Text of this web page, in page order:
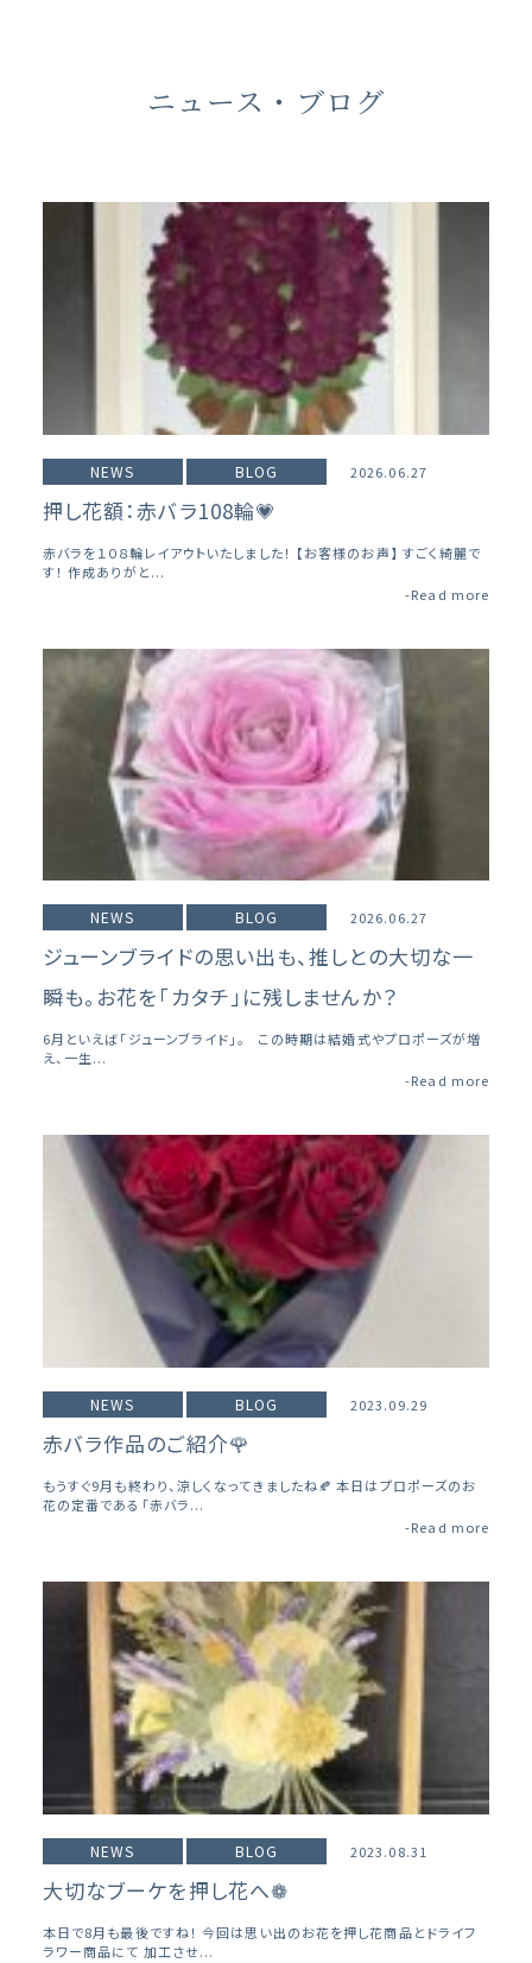
ニュース・ブログ
NEWS BLOG 2026.06.27
押し花額：赤バラ108輪💗
赤バラを１０８輪レイアウトいたしました！ 【お客様のお声】 すごく綺麗で
す！ 作成ありがと...
-Read more
NEWS BLOG 2026.06.27
ジューンブライドの思い出も、推しとの大切な一
瞬も。お花を「カタチ」に残しませんか？
6月といえば「ジューンブライド」。 この時期は結婚式やプロポーズが増
え、一生...
-Read more
NEWS BLOG 2023.09.29
赤バラ作品のご紹介🌹
もうすぐ9月も終わり、涼しくなってきましたね🍂 本日はプロポーズのお
花の定番である「赤バラ...
-Read more
NEWS BLOG 2023.08.31
大切なブーケを押し花へ❁
本日で8月も最後ですね！ 今回は思い出のお花を押し花商品とドライフ
ラワー商品にて 加工させ...